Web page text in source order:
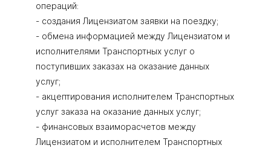
операций:
- создания Лицензиатом заявки на поездку;
- обмена информацией между Лицензиатом и
исполнителями Транспортных услуг о
поступивших заказах на оказание данных
услуг;
- акцептирования исполнителем Транспортных
услуг заказа на оказание данных услуг;
- финансовых взаиморасчетов между
Лицензиатом и исполнителем Транспортных